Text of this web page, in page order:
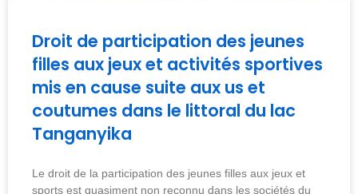
Droit de participation des jeunes
filles aux jeux et activités sportives
mis en cause suite aux us et
coutumes dans le littoral du lac
Tanganyika
Le droit de la participation des jeunes filles aux jeux et
sports est quasiment non reconnu dans les sociétés du